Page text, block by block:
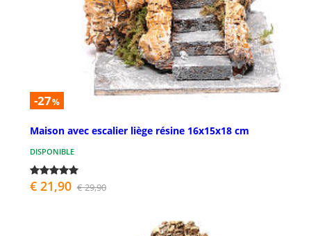
-27%
Maison avec escalier liège résine 16x15x18 cm
DISPONIBLE
€ 21,90 € 29,90